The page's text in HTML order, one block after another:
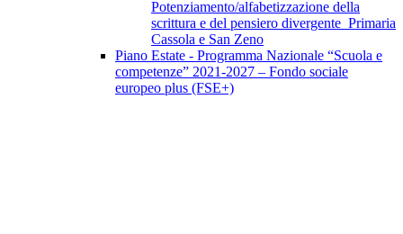
Potenziamento/alfabetizzazione della
scrittura e del pensiero divergente_Primaria
Cassola e San Zeno
Piano Estate - Programma Nazionale “Scuola e
competenze” 2021-2027 – Fondo sociale
europeo plus (FSE+)